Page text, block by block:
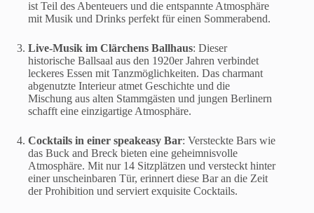
ist Teil des Abenteuers und die entspannte Atmosphäre
mit Musik und Drinks perfekt für einen Sommerabend.
Live-Musik im Clärchens Ballhaus: Dieser
historische Ballsaal aus den 1920er Jahren verbindet
leckeres Essen mit Tanzmöglichkeiten. Das charmant
abgenutzte Interieur atmet Geschichte und die
Mischung aus alten Stammgästen und jungen Berlinern
schafft eine einzigartige Atmosphäre.
Cocktails in einer speakeasy Bar: Versteckte Bars wie
das Buck and Breck bieten eine geheimnisvolle
Atmosphäre. Mit nur 14 Sitzplätzen und versteckt hinter
einer unscheinbaren Tür, erinnert diese Bar an die Zeit
der Prohibition und serviert exquisite Cocktails.